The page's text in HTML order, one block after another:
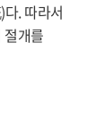
. 따라서
절개를